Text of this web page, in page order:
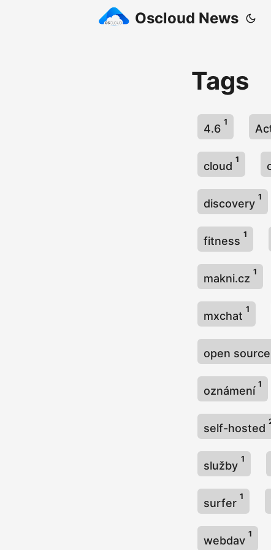
Oscloud News
Tags
4.6
1
cloud
1
discovery
1
fitness
1
makni.cz
1
mxchat
1
open
oznámení
1
self-hosted
služby
1
surfer
1
webdav
1